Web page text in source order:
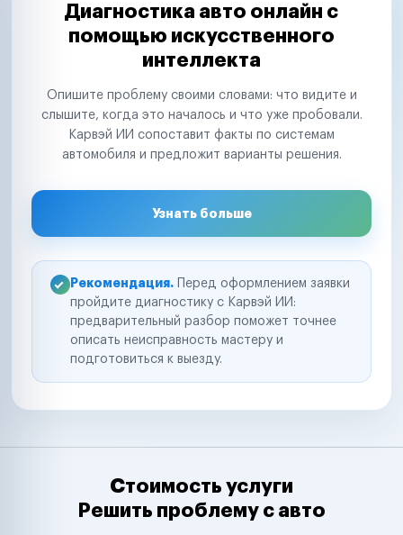
Диагностика авто онлайн с
помощью искусственного
интеллекта
Опишите проблему своими словами: что видите и
слышите, когда это началось и что уже пробовали.
Карвэй ИИ сопоставит факты по системам
автомобиля и предложит варианты решения.
Узнать больше
Рекомендация. Перед оформлением заявки
пройдите диагностику с Карвэй ИИ:
предварительный разбор поможет точнее
описать неисправность мастеру и
подготовиться к выезду.
Стоимость услуги
Решить проблему с авто